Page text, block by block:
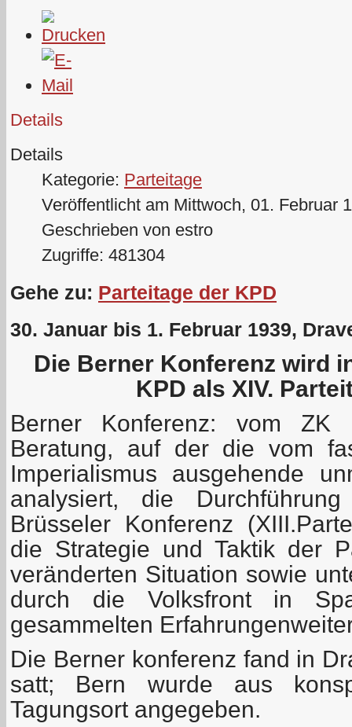
Details
Details
Kategorie: Parteitage
Veröffentlicht am Mittwoch, 01. Februar
Geschrieben von estro
Zugriffe: 481304
Gehe zu: Parteitage der KPD
30. Januar bis 1. Februar 1939,
Die Berner Konferenz wird
KPD als XIV.
Berner Konferenz: vom ZK
Beratung, auf der die vom
Imperialismus ausgehende
analysiert, die
Brüsseler Konferenz
die Strategie und Taktik der
veränderten Situation sowie
durch die Volksfront in
gesammelten
Die Berner konferenz fand in
satt; Bern wurde aus
Tagungsort angegeben.